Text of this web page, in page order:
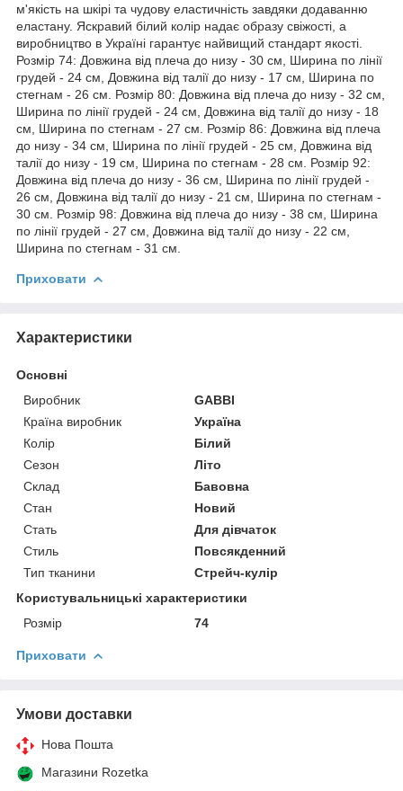
м'якість на шкірі та чудову еластичність завдяки додаванню
еластану. Яскравий білий колір надає образу свіжості, а
виробництво в Україні гарантує найвищий стандарт якості.
Розмір 74: Довжина від плеча до низу - 30 см, Ширина по лінії
грудей - 24 см, Довжина від талії до низу - 17 см, Ширина по
стегнам - 26 см. Розмір 80: Довжина від плеча до низу - 32 см,
Ширина по лінії грудей - 24 см, Довжина від талії до низу - 18
см, Ширина по стегнам - 27 см. Розмір 86: Довжина від плеча
до низу - 34 см, Ширина по лінії грудей - 25 см, Довжина від
талії до низу - 19 см, Ширина по стегнам - 28 см. Розмір 92:
Довжина від плеча до низу - 36 см, Ширина по лінії грудей -
26 см, Довжина від талії до низу - 21 см, Ширина по стегнам -
30 см. Розмір 98: Довжина від плеча до низу - 38 см, Ширина
по лінії грудей - 27 см, Довжина від талії до низу - 22 см,
Ширина по стегнам - 31 см.
Приховати
Характеристики
Основні
Виробник
GABBI
Країна виробник
Україна
Колір
Білий
Сезон
Літо
Склад
Бавовна
Стан
Новий
Стать
Для дівчаток
Стиль
Повсякденний
Тип тканини
Стрейч-кулір
Користувальницькі характеристики
Розмір
74
Приховати
Умови доставки
Нова Пошта
Магазини Rozetka